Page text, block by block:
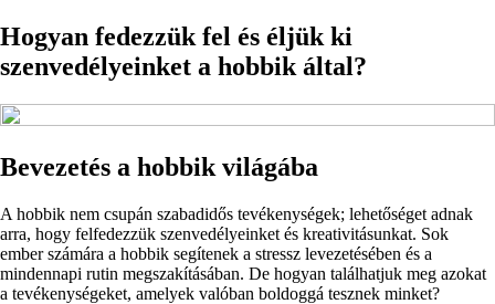
Hogyan fedezzük fel és éljük ki
szenvedélyeinket a hobbik által?
Bevezetés a hobbik világába
A hobbik nem csupán szabadidős tevékenységek; lehetőséget adnak
arra, hogy felfedezzük szenvedélyeinket és kreativitásunkat. Sok
ember számára a hobbik segítenek a stressz levezetésében és a
mindennapi rutin megszakításában. De hogyan találhatjuk meg azokat
a tevékenységeket, amelyek valóban boldoggá tesznek minket?